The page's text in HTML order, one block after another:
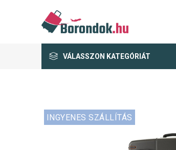
VÁLASSZON KATEGÓRIÁT
INGYENES SZÁLLÍTÁS